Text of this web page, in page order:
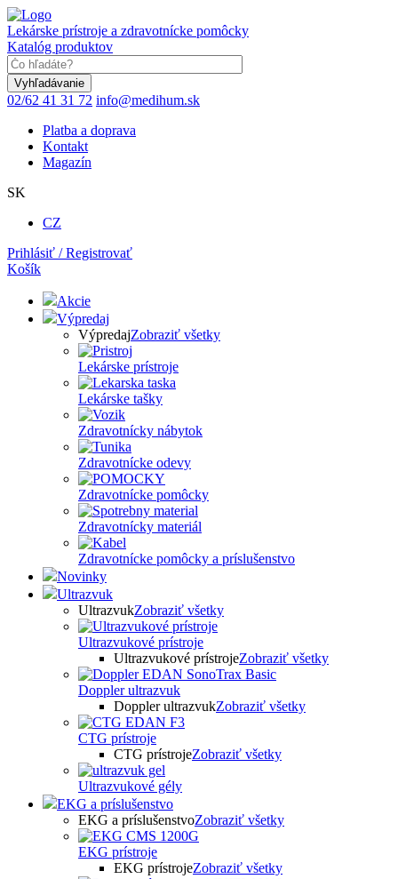
Skočiť
na
hlavný
obsah
Lekárske prístroje a zdravotnícke pomôcky
Katalóg produktov
02/62 41 31 72 info@medihum.sk
Platba a doprava
Kontakt
Magazín
SK
CZ
Prihlásiť / Registrovať
Košík
Akcie
Výpredaj
VýpredajZobraziť všetky
Lekárske prístroje
Lekárske tašky
Zdravotnícky nábytok
Zdravotnícke odevy
Zdravotnícke pomôcky
Zdravotnícky materiál
Zdravotnícke pomôcky a príslušenstvo
Novinky
Ultrazvuk
UltrazvukZobraziť všetky
Ultrazvukové prístroje
Ultrazvukové prístrojeZobraziť všetky
Doppler ultrazvuk
Doppler ultrazvukZobraziť všetky
CTG prístroje
CTG prístrojeZobraziť všetky
Ultrazvukové gély
EKG a príslušenstvo
EKG a príslušenstvoZobraziť všetky
EKG prístroje
EKG prístrojeZobraziť všetky